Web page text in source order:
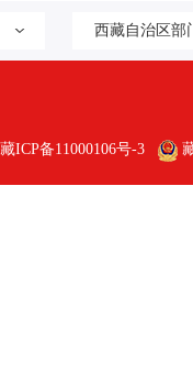
西藏自治区部
藏ICP备11000106号-3